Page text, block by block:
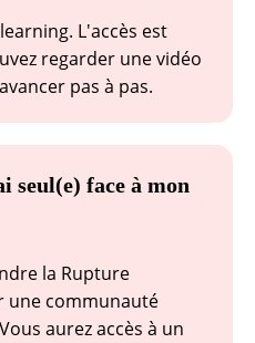
L'accès est
regarder une vidéo
pas à pas.
seul(e) face à mon
la Rupture
une communauté
aurez accès à un